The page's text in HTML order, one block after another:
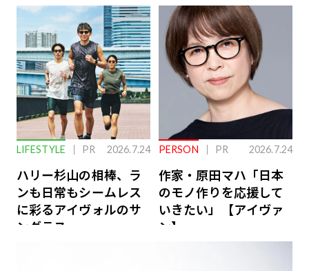
下を救う、脳のインナ
ーケアとは
LIFESTYLE PR 2026.7.24
ハリー杉山の相棒、ラ
ンも日常もシームレス
に彩るアイヴォルのサ
ングラス
PERSON PR 2026.7.24
作家・原田マハ「日本
のモノ作りを応援して
いきたい」【アイヴァ
ン】